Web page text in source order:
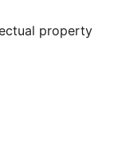
property